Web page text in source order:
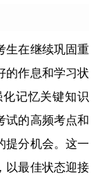
生在继续巩固重
的作息和学习状
记忆关键知识
试的高频考点和
提分机会。这一
以最佳状态迎接